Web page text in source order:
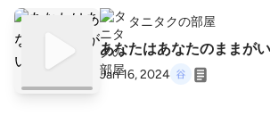
タニタクの部屋
あなたはあなたのままがい
Jan 16, 2024